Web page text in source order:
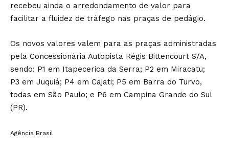
recebeu ainda o arredondamento de valor para
facilitar a fluidez de tráfego nas praças de pedágio.
Os novos valores valem para as praças administradas
pela Concessionária Autopista Régis Bittencourt S/A,
sendo: P1 em Itapecerica da Serra; P2 em Miracatu;
P3 em Juquiá; P4 em Cajati; P5 em Barra do Turvo,
todas em São Paulo; e P6 em Campina Grande do Sul
(PR).
Agência Brasil